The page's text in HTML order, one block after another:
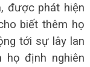
được phát hiện
biết thêm họ
tới sự lây lan
họ định nghiên